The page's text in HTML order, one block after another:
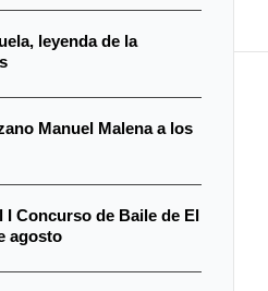
leyenda de la
Manuel Malena a los
I Concurso de Baile de El
agosto